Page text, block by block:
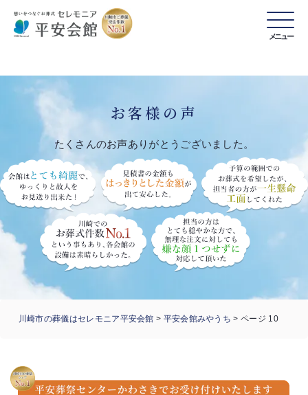
メニュー
お客様の声
たくさんのお声ありがとうございました。
川崎市の葬儀はセレモニア平安会館 > 平安会館みやうち >ページ 10